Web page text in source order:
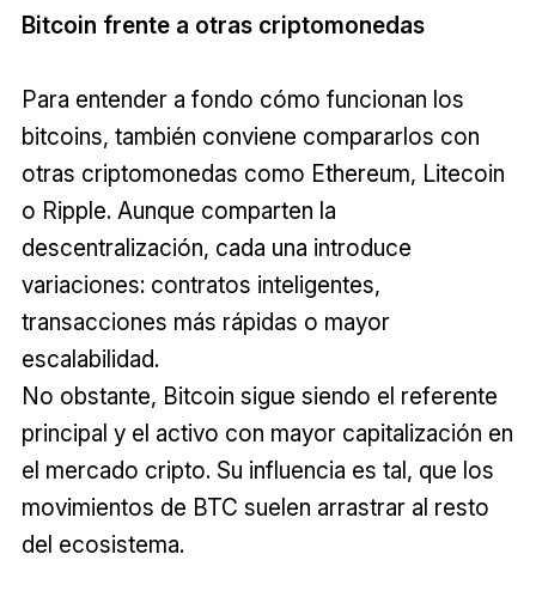
Bitcoin frente a otras criptomonedas
Para entender a fondo cómo funcionan los
bitcoins, también conviene compararlos con
otras criptomonedas como Ethereum, Litecoin
o Ripple. Aunque comparten la
descentralización, cada una introduce
variaciones: contratos inteligentes,
transacciones más rápidas o mayor
escalabilidad.
No obstante, Bitcoin sigue siendo el referente
principal y el activo con mayor capitalización en
el mercado cripto. Su influencia es tal, que los
movimientos de BTC suelen arrastrar al resto
del ecosistema.